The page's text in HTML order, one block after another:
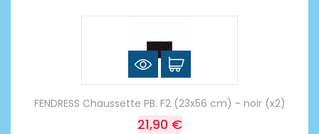
FENDRESS Chaussette PB. F2 (23x56 cm) - noir (x2)
21,90 €